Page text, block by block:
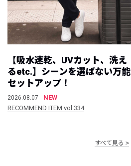
【吸水速乾、UVカット、洗え
るetc.】シーンを選ばない万能
セットアップ！
2026.08.07
NEW
RECOMMEND ITEM vol.334
すべて見る